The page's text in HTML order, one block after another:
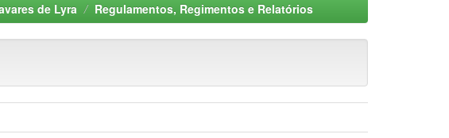
de Lyra Regulamentos, Regimentos e Relatórios